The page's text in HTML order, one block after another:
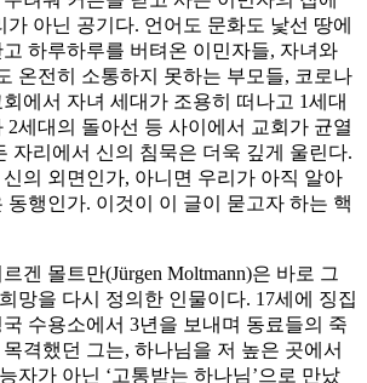
아닌 공기다. 언어도 문화도 낯선 땅에
하루하루를 버텨온 이민자들, 자녀와
온전히 소통하지 못하는 부모들, 코로나
에서 자녀 세대가 조용히 떠나고 1세대
2세대의 돌아선 등 사이에서 교회가 균열
자리에서 신의 침묵은 더욱 깊게 울린다.
의 외면인가, 아니면 우리가 아직 알아
동행인가. 이것이 이 글이 묻고자 하는 핵
겐 몰트만(Jürgen Moltmann)은 바로 그
망을 다시 정의한 인물이다. 17세에 징집
수용소에서 3년을 보내며 동료들의 죽
격했던 그는, 하나님을 저 높은 곳에서
자가 아닌 ‘고통받는 하나님’으로 만났